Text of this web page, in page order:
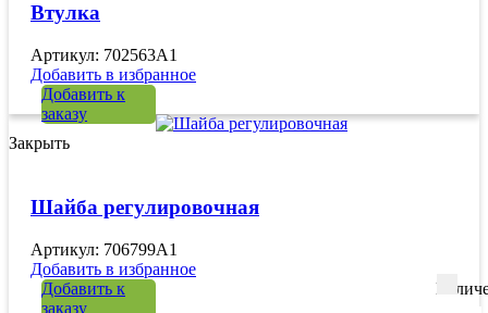
Втулка
Артикул: 702563A1
Добавить в избранное
Добавить к
заказу
Закрыть
Шайба регулировочная
Артикул: 706799A1
Добавить в избранное
Добавить к
заказу